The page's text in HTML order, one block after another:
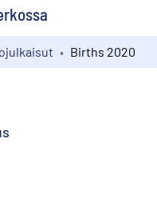
Births 2020